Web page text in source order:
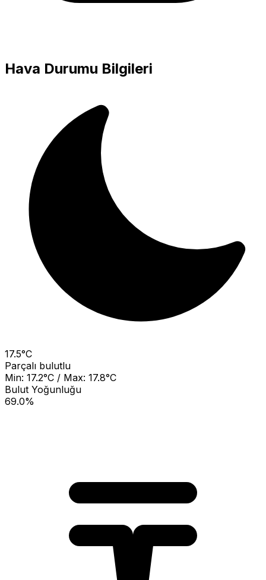
Hava Durumu Bilgileri
17.5°C
Parçalı bulutlu
Min: 17.2°C / Max: 17.8°C
Bulut Yoğunluğu
69.0%